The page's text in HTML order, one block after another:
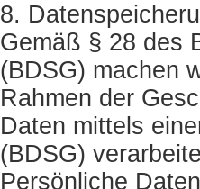
8.
Gemäß § 28 des
(BDSG) machen
Rahmen der
Daten mittels
(BDSG)
Persönliche